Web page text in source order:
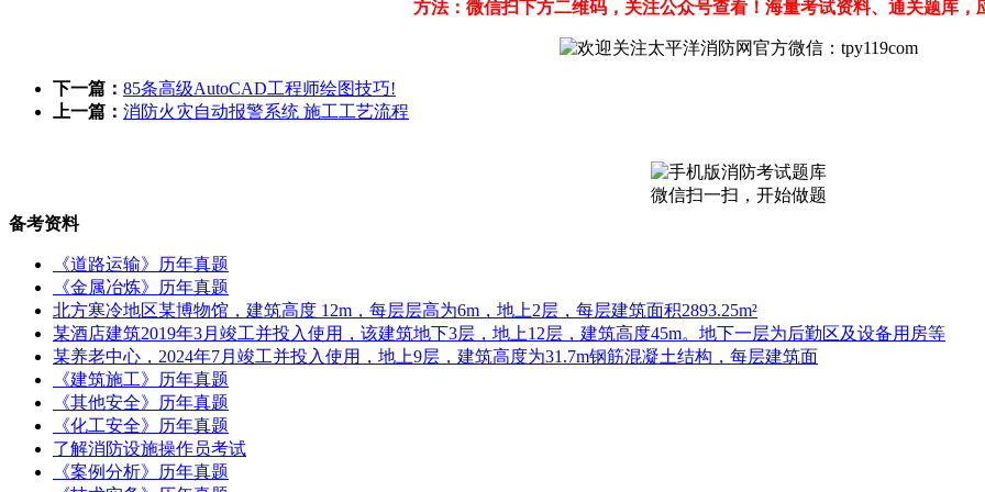
方法：微信扫下方二维码，关注公众号查看！海量考试资料、通关题库，
下一篇： 85条高级AutoCAD工程师绘图技巧!
上一篇： 消防火灾自动报警系统 施工工艺流程
微信扫一扫，开始做题
备考资料
《道路运输》历年真题
《金属冶炼》历年真题
北方寒冷地区某博物馆，建筑高度 12m，每层层高为6m，地上2层，每层建筑面积2893.25m²
某酒店建筑2019年3月竣工并投入使用，该建筑地下3层，地上12层，建筑高度45m。地下一层为后勤区及设备用房等
某养老中心，2024年7月竣工并投入使用，地上9层，建筑高度为31.7m钢筋混凝土结构，每层建筑面
《建筑施工》历年真题
《其他安全》历年真题
《化工安全》历年真题
了解消防设施操作员考试
《案例分析》历年真题